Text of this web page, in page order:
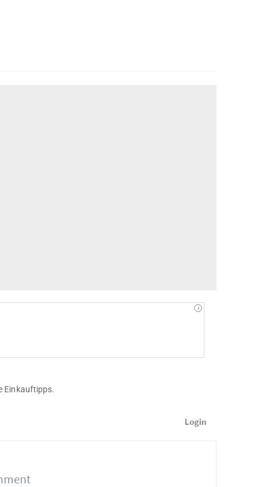
Einkauftipps.
Login